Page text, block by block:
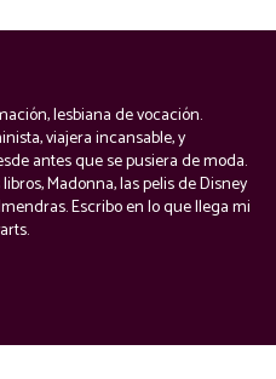
lesbiana de vocación.
viajera incansable, y
antes que se pusiera de moda.
Madonna, las pelis de Disney
Escribo en lo que llega mi